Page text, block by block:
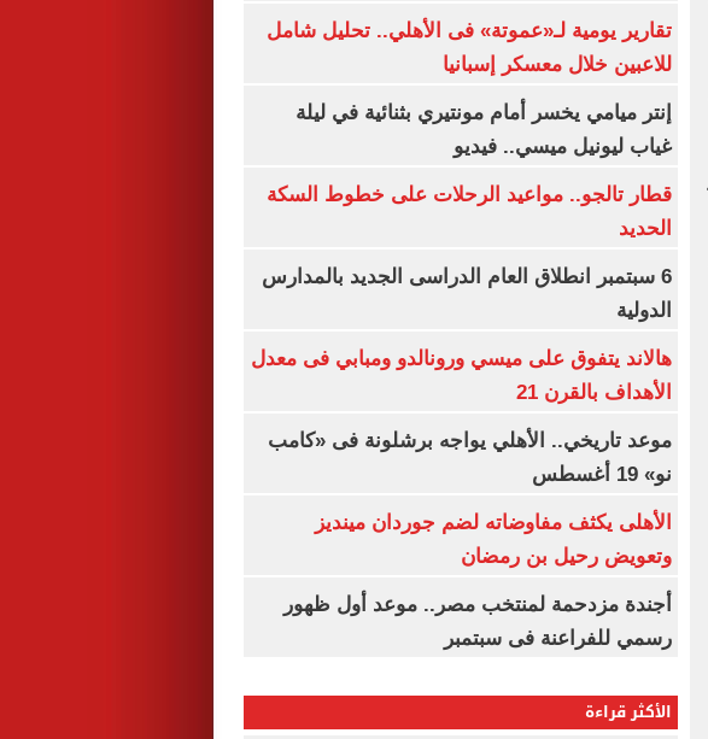
تقارير يومية لـ«عموتة» فى الأهلي.. تحليل شامل
للاعبين خلال معسكر إسبانيا
إنتر ميامي يخسر أمام مونتيري بثنائية في ليلة
غياب ليونيل ميسي.. فيديو
قطار تالجو.. مواعيد الرحلات على خطوط السكة
الحديد
6 سبتمبر انطلاق العام الدراسى الجديد بالمدارس
الدولية
هالاند يتفوق على ميسي ورونالدو ومبابي فى معدل
الأهداف بالقرن 21
موعد تاريخي.. الأهلي يواجه برشلونة فى «كامب
نو» 19 أغسطس
الأهلى يكثف مفاوضاته لضم جوردان مينديز
وتعويض رحيل بن رمضان
أجندة مزدحمة لمنتخب مصر.. موعد أول ظهور
رسمي للفراعنة فى سبتمبر
الأكثر قراءة